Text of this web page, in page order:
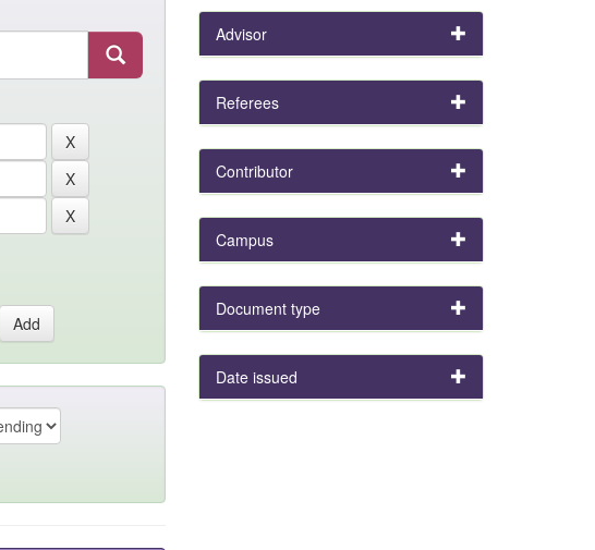
Advisor
Referees
Contributor
Campus
Document type
Date issued